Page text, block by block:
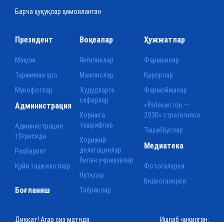
Барча ҳуқуқлар ҳимояланган
Президент
Мақом
Таржимаи ҳол
Мукофотлар
Воқеалар
Янгиликлар
Мажлислар
Ҳудудларга
сафарлар
Хорижга
ташрифлар
Хорижий
делегациялар
билан учрашувлар
Нутқлар
Табриклар
Ҳужжатлар
Фармонлар
Қарорлар
Фармойишлар
«Ўзбекистон —
2030» стратегияси
Ташаббуслар
Администрация
Администрация
тўғрисида
Раҳбарият
Қуйи ташкилотлар
Медиатека
Фотогалерея
Видеогалерея
Боғланиш
Диққат! Агар сиз матнда Ишлаб чиқилган: